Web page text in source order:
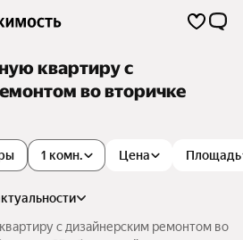
квартиру с
во вторичке
1 комн. Цена Площадь
с дизайнерским ремонтом во